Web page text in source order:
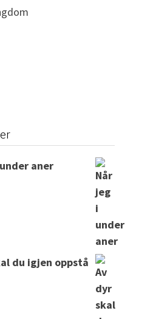
aner
du igjen oppstå